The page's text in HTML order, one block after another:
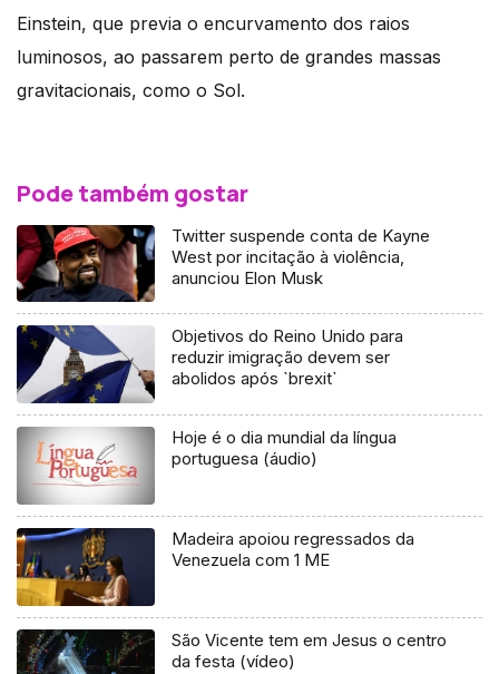
Einstein, que previa o encurvamento dos raios
luminosos, ao passarem perto de grandes massas
gravitacionais, como o Sol.
Pode também gostar
Twitter suspende conta de Kayne
West por incitação à violência,
anunciou Elon Musk
Objetivos do Reino Unido para
reduzir imigração devem ser
abolidos após `brexit`
Hoje é o dia mundial da língua
portuguesa (áudio)
Madeira apoiou regressados da
Venezuela com 1 ME
São Vicente tem em Jesus o centro
da festa (vídeo)